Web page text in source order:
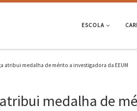
ESCOLA
atribui medalha de mérito a investigadora da EEUM
medalha de